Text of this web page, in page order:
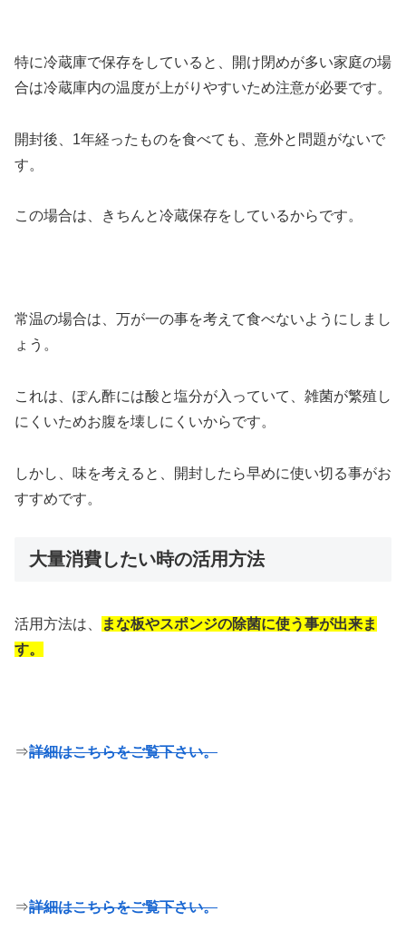
特に冷蔵庫で保存をしていると、開け閉めが多い家庭の場
合は冷蔵庫内の温度が上がりやすいため注意が必要です。
開封後、1年経ったものを食べても、意外と問題がないで
す。
この場合は、きちんと冷蔵保存をしているからです。
常温の場合は、万が一の事を考えて食べないようにしまし
ょう。
これは、ぽん酢には酸と塩分が入っていて、雑菌が繁殖し
にくいためお腹を壊しにくいからです。
しかし、味を考えると、開封したら早めに使い切る事がお
すすめです。
大量消費したい時の活用方法
活用方法は、
まな板やスポンジの除菌に使う事が出来ま
す。
⇒詳細はこちらをご覧下さい。
⇒詳細はこちらをご覧下さい。